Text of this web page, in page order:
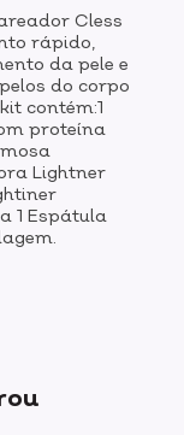
Cless
rápido,
da pele e
do corpo
contém:1
proteína
Lightner
1 Espátula